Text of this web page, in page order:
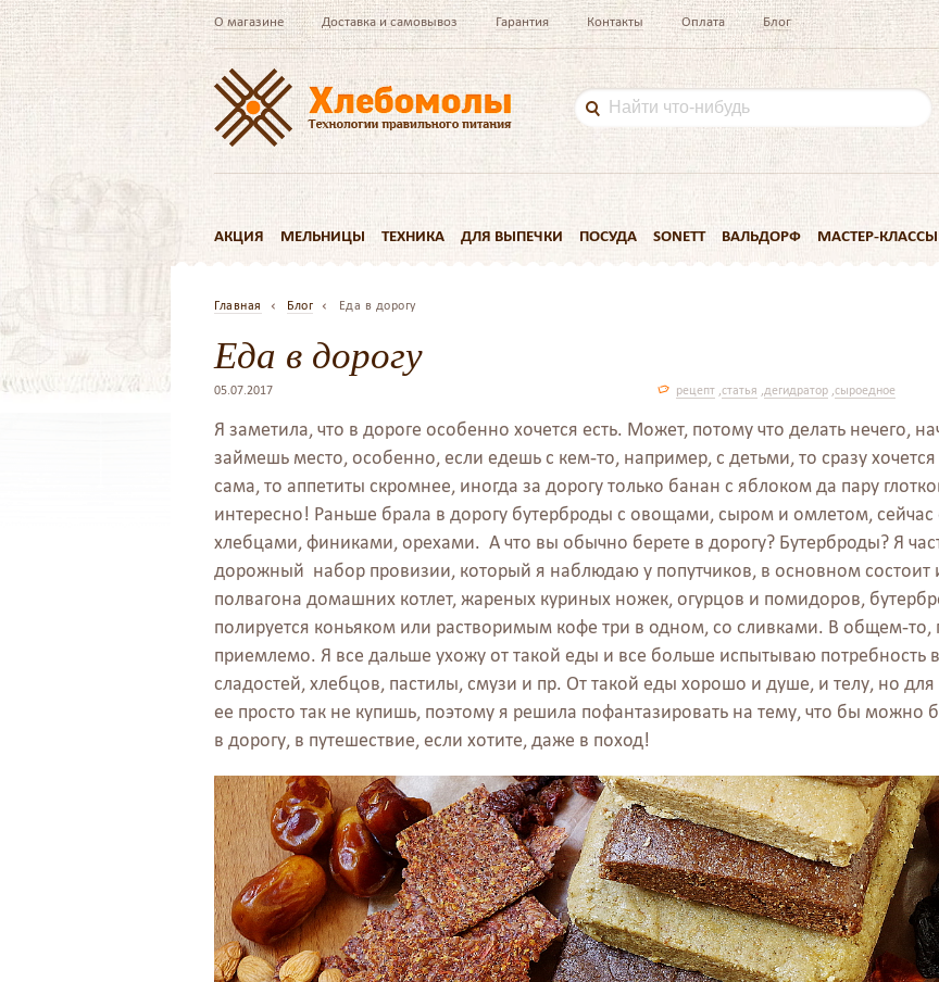
О магазине Доставка и самовывоз Гарантия Контакты Оплата Блог
АКЦИЯ МЕЛЬНИЦЫ ТЕХНИКА ДЛЯ ВЫПЕЧКИ ПОСУДА SONETT ВАЛЬДОРФ МАСТЕР-КЛАССЫ
Главная Блог Еда в дорогу
Еда в дорогу
05.07.2017 рецепт,статья ,дегидратор,сыроедное
Я заметила, что в дороге особенно хочется есть. Может, потому что делать нечего,
займешь место, особенно, если едешь с кем-то, например, с детьми, то сразу хочется
сама, то аппетиты скромнее, иногда за дорогу только банан с яблоком да пару
интересно! Раньше брала в дорогу бутерброды с овощами, сыром и омлетом,
хлебцами, финиками, орехами. А что вы обычно берете в дорогу? Бутерброды? Я
дорожный набор провизии, который я наблюдаю у попутчиков, в основном состоит
полвагона домашних котлет, жареных куриных ножек, огурцов и помидоров,
полируется коньяком или растворимым кофе три в одном, со сливками. В общем-то,
приемлемо. Я все дальше ухожу от такой еды и все больше испытываю
сладостей, хлебцов, пастилы, смузи и пр. От такой еды хорошо и душе, и телу, но
ее просто так не купишь, поэтому я решила пофантазировать на тему, что бы можно
в дорогу, в путешествие, если хотите, даже в поход!